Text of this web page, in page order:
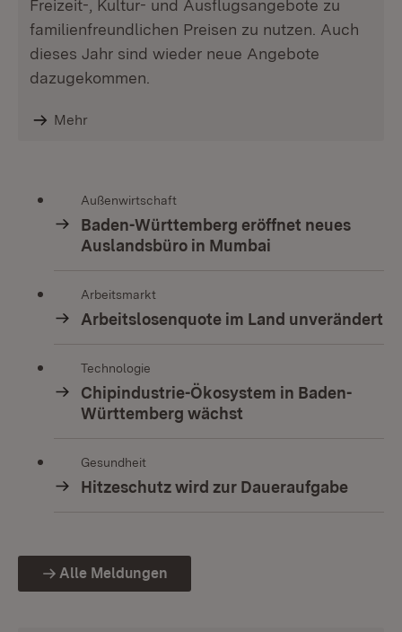
Freizeit-, Kultur- und Ausflugsangebote zu
familienfreundlichen Preisen zu nutzen. Auch
dieses Jahr sind wieder neue Angebote
dazugekommen.
Mehr
Außenwirtschaft
Baden-Württemberg eröffnet neues
Auslandsbüro in Mumbai
Arbeitsmarkt
Arbeitslosenquote im Land unverändert
Technologie
Chipindustrie-Ökosystem in Baden-
Württemberg wächst
Gesundheit
Hitzeschutz wird zur Daueraufgabe
Alle Meldungen